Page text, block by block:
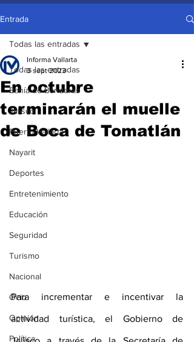
Entrada
Todas las entradas
Bahía de Banderas
Jalisco
Puerto Vallarta
Nayarit
Deportes
Entretenimiento
Educación
Seguridad
Turismo
Nacional
Ocio
Opinión
Política
Todas las entradas
En octubre
terminarán el muelle
de Boca de Tomatlán
Informa Vallarta
3 sept 2023
Para incrementar e incentivar la
actividad turística, el Gobierno de